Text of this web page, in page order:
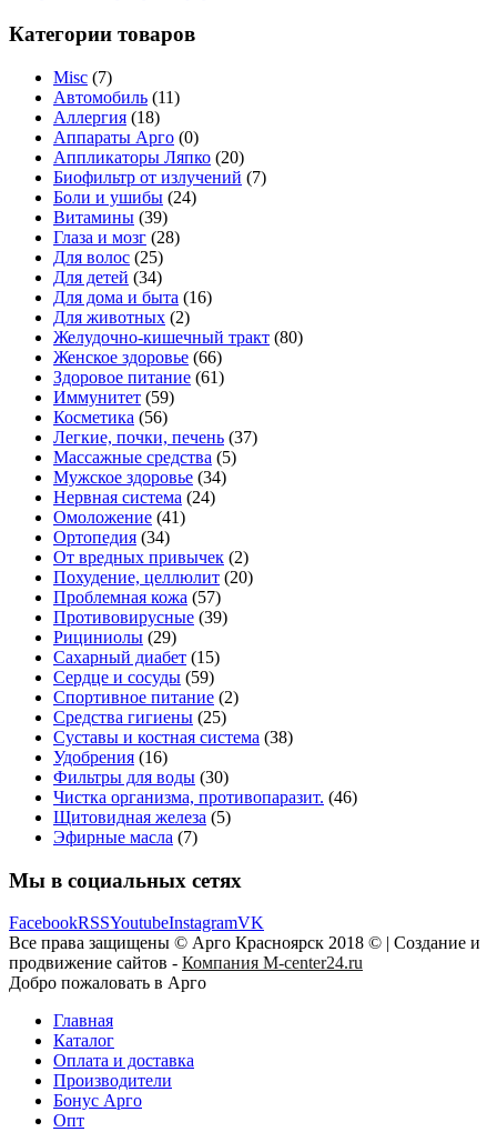
Категории товаров
Misc (7)
Автомобиль (11)
Аллергия (18)
Аппараты Арго (0)
Аппликаторы Ляпко (20)
Биофильтр от излучений (7)
Боли и ушибы (24)
Витамины (39)
Глаза и мозг (28)
Для волос (25)
Для детей (34)
Для дома и быта (16)
Для животных (2)
Желудочно-кишечный тракт (80)
Женское здоровье (66)
Здоровое питание (61)
Иммунитет (59)
Косметика (56)
Легкие, почки, печень (37)
Массажные средства (5)
Мужское здоровье (34)
Нервная система (24)
Омоложение (41)
Ортопедия (34)
От вредных привычек (2)
Похудение, целлюлит (20)
Проблемная кожа (57)
Противовирусные (39)
Рициниолы (29)
Сахарный диабет (15)
Сердце и сосуды (59)
Спортивное питание (2)
Средства гигиены (25)
Суставы и костная система (38)
Удобрения (16)
Фильтры для воды (30)
Чистка организма, противопаразит. (46)
Щитовидная железа (5)
Эфирные масла (7)
Мы в социальных сетях
FacebookRSSYoutubeInstagramVK
Все права защищены © Арго Красноярск 2018 © | Создание и
продвижение сайтов - Компания M-center24.ru
Добро пожаловать в Арго
Главная
Каталог
Оплата и доставка
Производители
Бонус Арго
Опт